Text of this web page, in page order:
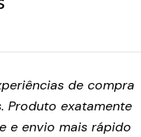
de compra
Produto exatamente
e envio mais rápido